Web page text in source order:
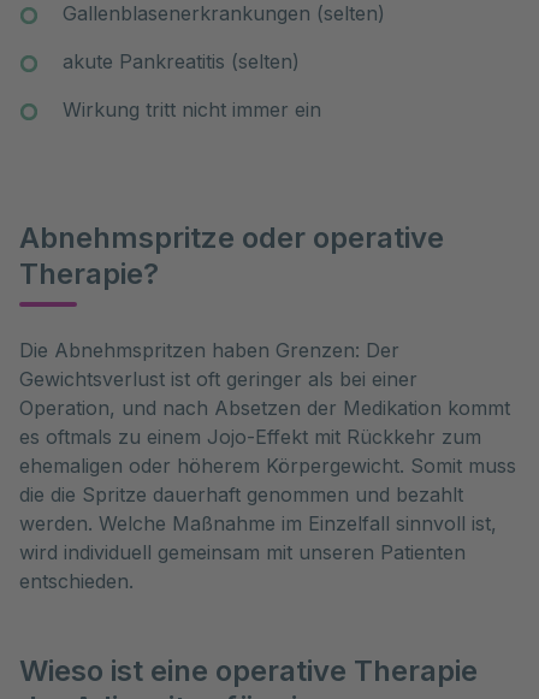
Gallenblasenerkrankungen (selten)
akute Pankreatitis (selten)
Wirkung tritt nicht immer ein
Abnehmspritze oder operative
Therapie?
Die Abnehmspritzen haben Grenzen: Der
Gewichtsverlust ist oft geringer als bei einer
Operation, und nach Absetzen der Medikation kommt
es oftmals zu einem Jojo-Effekt mit Rückkehr zum
ehemaligen oder höherem Körpergewicht. Somit muss
die die Spritze dauerhaft genommen und bezahlt
werden. Welche Maßnahme im Einzelfall sinnvoll ist,
wird individuell gemeinsam mit unseren Patienten
entschieden.
Wieso ist eine operative Therapie